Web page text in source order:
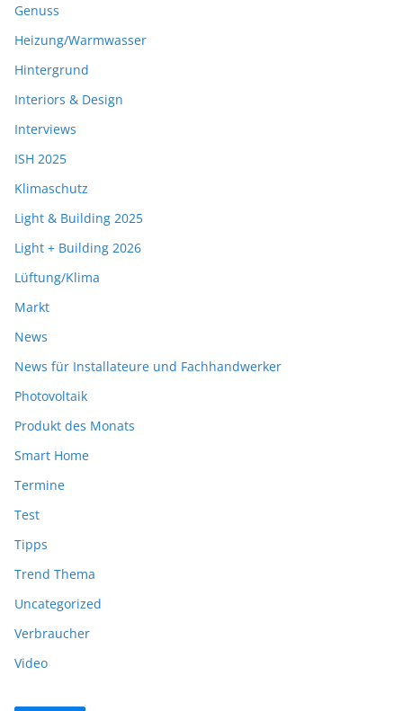
Genuss
Heizung/Warmwasser
Hintergrund
Interiors & Design
Interviews
ISH 2025
Klimaschutz
Light & Building 2025
Light + Building 2026
Lüftung/Klima
Markt
News
News für Installateure und Fachhandwerker
Photovoltaik
Produkt des Monats
Smart Home
Termine
Test
Tipps
Trend Thema
Uncategorized
Verbraucher
Video